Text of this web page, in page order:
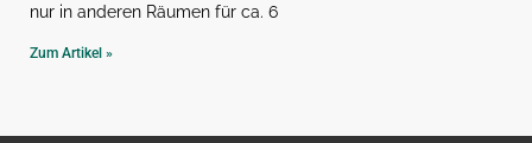
nur in anderen Räumen für ca. 6
Zum Artikel »